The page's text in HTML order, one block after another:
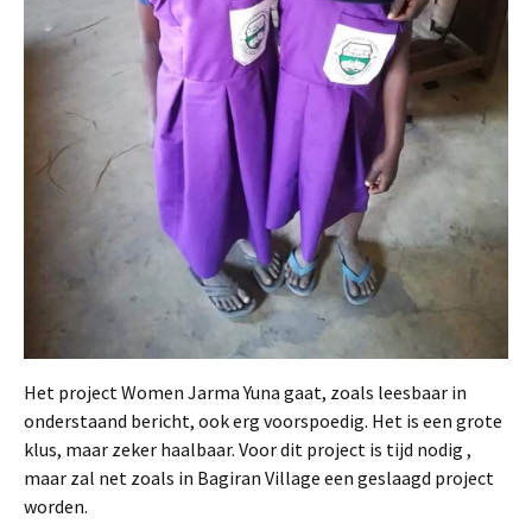
Het project Women Jarma Yuna gaat, zoals leesbaar in
onderstaand bericht, ook erg voorspoedig. Het is een grote
klus, maar zeker haalbaar. Voor dit project is tijd nodig ,
maar zal net zoals in Bagiran Village een geslaagd project
worden.